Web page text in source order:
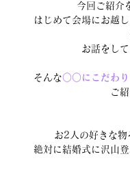
今回ご紹介
はじめて会場にお越
お話をし
そんな○○にこだわ
ご
お2人の好きな物
絶対に結婚式に沢山